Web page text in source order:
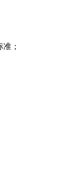
；